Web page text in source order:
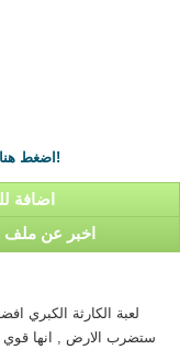
اضغط هنا للعب!
اضافة
اخبر عن ملف